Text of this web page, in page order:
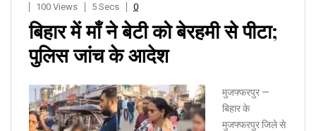
100 Views
5 Secs 0
बिहार में माँ ने बेटी को बेरहमी से पीटा;
पुलिस जांच के आदेश
मुजफ्फरपुर —
बिहार के
मुजफ्फरपुर जिले से